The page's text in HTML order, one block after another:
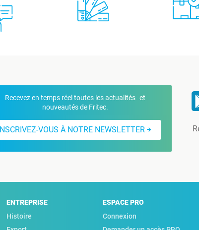
Recevez en temps réel toutes les actualités et
nouveautés de Fritec.
INSCRIVEZ-VOUS À NOTRE NEWSLETTER
ENTREPRISE
Histoire
ESPACE PRO
Connexion